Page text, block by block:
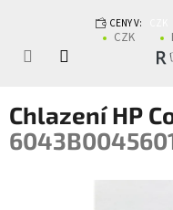
CENY V:
CZK
Chlazení HP